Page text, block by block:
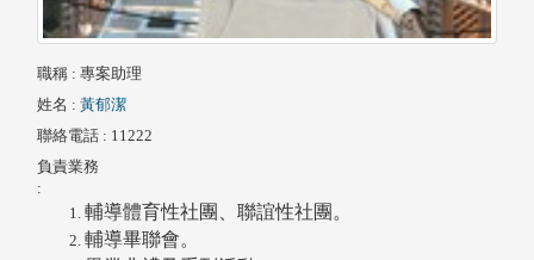
職稱 : 專案助理
姓名 : 黃郁潔
聯絡電話 : 11222
負責業務
:
輔導體育性社團、聯誼性社團。
輔導畢聯會。